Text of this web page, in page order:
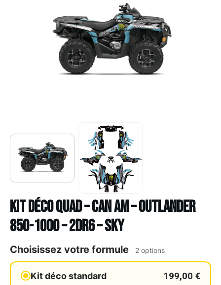
Kit déco Quad – CAN AM – OUTLANDER
850-1000 – 2DR6 – SKY
Choisissez votre formule 2 options
Kit déco standard 199,00 €